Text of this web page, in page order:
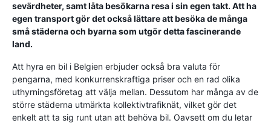
sevärdheter, samt låta besökarna resa i sin egen takt. Att ha
egen transport gör det också lättare att besöka de många
små städerna och byarna som utgör detta fascinerande
land.
Att hyra en bil i Belgien erbjuder också bra valuta för
pengarna, med konkurrenskraftiga priser och en rad olika
uthyrningsföretag att välja mellan. Dessutom har många av de
större städerna utmärkta kollektivtrafiknät, vilket gör det
enkelt att ta sig runt utan att behöva bil. Oavsett om du letar